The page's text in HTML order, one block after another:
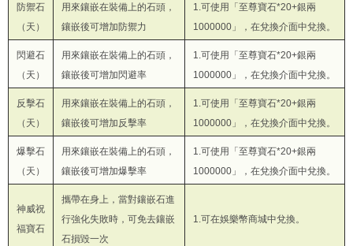
防禦石
（天）
用來鑲嵌在裝備上的石頭，
鑲嵌後可增加防禦力
1.可使用「至尊寶石*20+銀兩
1000000」，在兌換介面中兌換。
閃避石
（天）
用來鑲嵌在裝備上的石頭，
鑲嵌後可增加閃避率
1.可使用「至尊寶石*20+銀兩
1000000」，在兌換介面中兌換。
反擊石
（天）
用來鑲嵌在裝備上的石頭，
鑲嵌後可增加反擊率
1.可使用「至尊寶石*20+銀兩
1000000」，在兌換介面中兌換。
爆擊石
（天）
用來鑲嵌在裝備上的石頭，
鑲嵌後可增加爆擊率
1.可使用「至尊寶石*20+銀兩
1000000」，在兌換介面中兌換。
神威祝
福寶石
攜帶在身上，當對鑲嵌石進
行強化失敗時，可免去鑲嵌
石損毀一次
1.可在娛樂幣商城中兌換。